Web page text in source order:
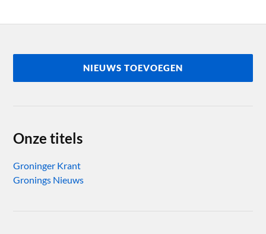
NIEUWS TOEVOEGEN
Onze titels
Groninger Krant
Gronings Nieuws